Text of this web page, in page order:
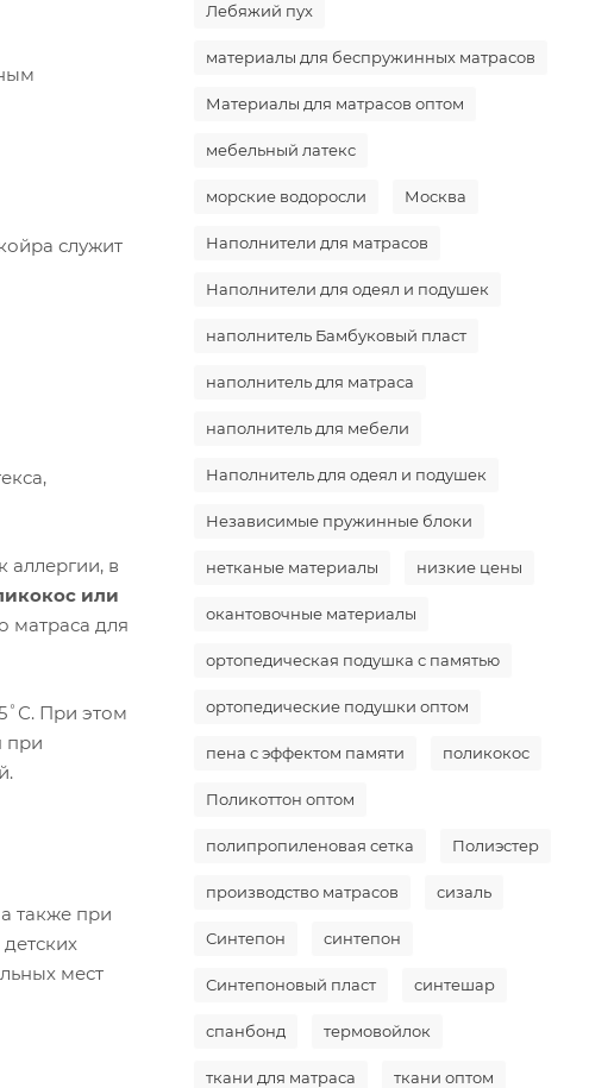
служит
аллергии, в
или
матраса для
При этом
при
также при
мест
Лебяжий пух
материалы для беспружинных матрасов
Материалы для матрасов оптом
мебельный латекс
морские водоросли Москва
Наполнители для матрасов
Наполнители для одеял и подушек
наполнитель Бамбуковый пласт
наполнитель для матраса
наполнитель для мебели
Наполнитель для одеял и подушек
Независимые пружинные блоки
нетканые материалы низкие цены
окантовочные материалы
ортопедическая подушка с памятью
ортопедические подушки оптом
пена с эффектом памяти поликокос
Поликоттон оптом
полипропиленовая сетка Полиэстер
производство матрасов сизаль
Синтепон синтепон
Синтепоновый пласт синтешар
спанбонд термовойлок
ткани для матраса ткани оптом